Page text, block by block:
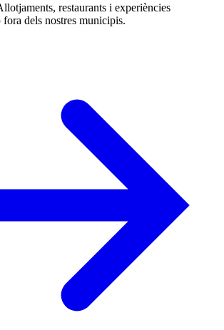
restaurants i experiències
dels nostres municipis.